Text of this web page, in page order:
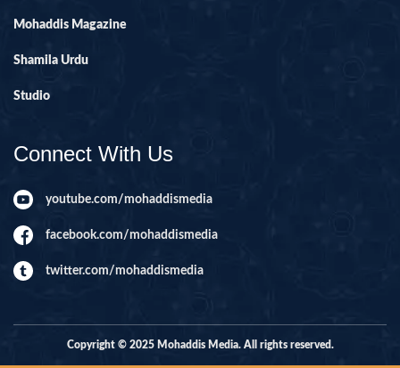
Mohaddis Magazine
Shamila Urdu
Studio
Connect With Us
youtube.com/mohaddismedia
facebook.com/mohaddismedia
twitter.com/mohaddismedia
Copyright © 2025 Mohaddis Media. All rights reserved.